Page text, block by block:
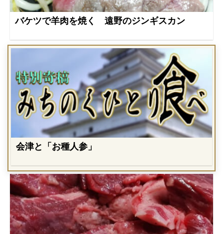
バケツで羊肉を焼く 遠野のジンギスカン
会津と「お種人参」